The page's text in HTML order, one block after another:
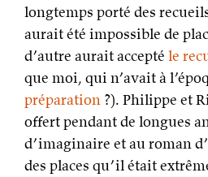
longtemps porté des
aurait été impossible de
d’autre aurait accepté le
que moi, qui n’avait à
préparation ?). Philippe et
offert pendant de longues
d’imaginaire et au roman
des places qu’il était